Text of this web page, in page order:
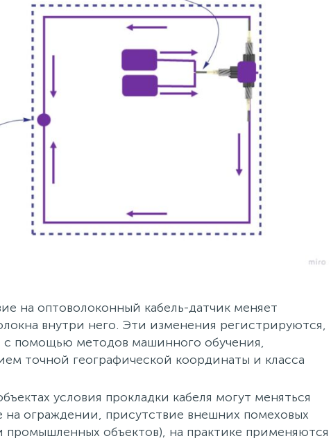
на оптоволоконный кабель-датчик меняет
внутри него. Эти изменения регистрируются,
с помощью методов машинного обучения,
точной географической координаты и класса
условия прокладки кабеля могут меняться
на ограждении, присутствие внешних помеховых
промышленных объектов), на практике применяются